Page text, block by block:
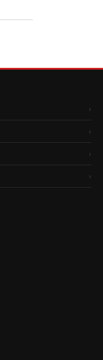
›
›
›
›